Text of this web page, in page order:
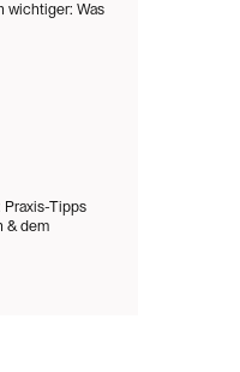
wichtiger: Was
Praxis-Tipps
& dem